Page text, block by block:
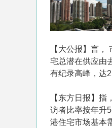
【大公报】言
宅总潜在供应由
有纪录高峰，达
【东方日报】
访者比率按年升
港住宅市场基本